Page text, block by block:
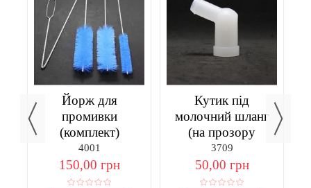
Йорж для
промивки
(комплект)
4001
150,00 грн
Кутик під
молочний шланг
(на прозору
кришку відра)
3709
50,00 грн